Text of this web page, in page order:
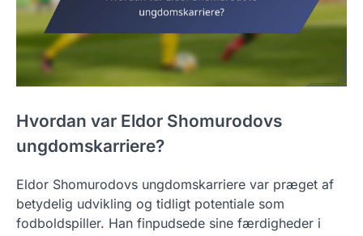
Hvordan var Eldor Shomurodovs
ungdomskarriere?
Eldor Shomurodovs ungdomskarriere var præget af
betydelig udvikling og tidligt potentiale som
fodboldspiller. Han finpudsede sine færdigheder i